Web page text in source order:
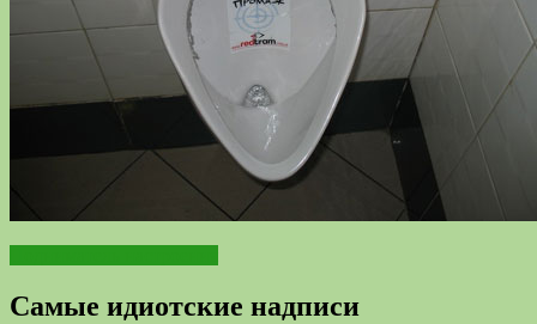
Самые идиотские надписи